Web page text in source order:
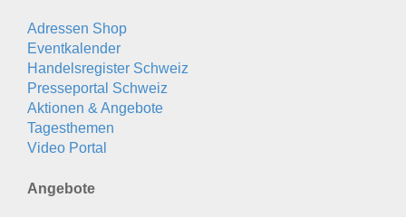
Adressen Shop
Eventkalender
Handelsregister Schweiz
Presseportal Schweiz
Aktionen & Angebote
Tagesthemen
Video Portal
Angebote